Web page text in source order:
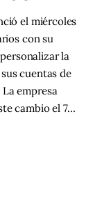
el miércoles
con su
la
cuentas de
empresa
cambio el 7…